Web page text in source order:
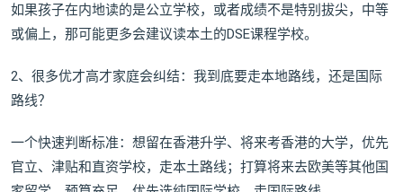
如果孩子在内地读的是公立学校，或者成绩不是特别拔尖，中等
或偏上，那可能更多会建议读本土的DSE课程学校。
2、很多优才高才家庭会纠结：我到底要走本地路线，还是国际
路线？
一个快速判断标准：想留在香港升学、将来考香港的大学，优先
官立、津贴和直资学校，走本土路线；打算将来去欧美等其他国